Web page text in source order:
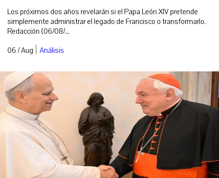
Los próximos dos años revelarán si el Papa León XIV pretende
simplemente administrar el legado de Francisco o transformarlo.
Redacción (06/08/...
06 / Aug | Análisis